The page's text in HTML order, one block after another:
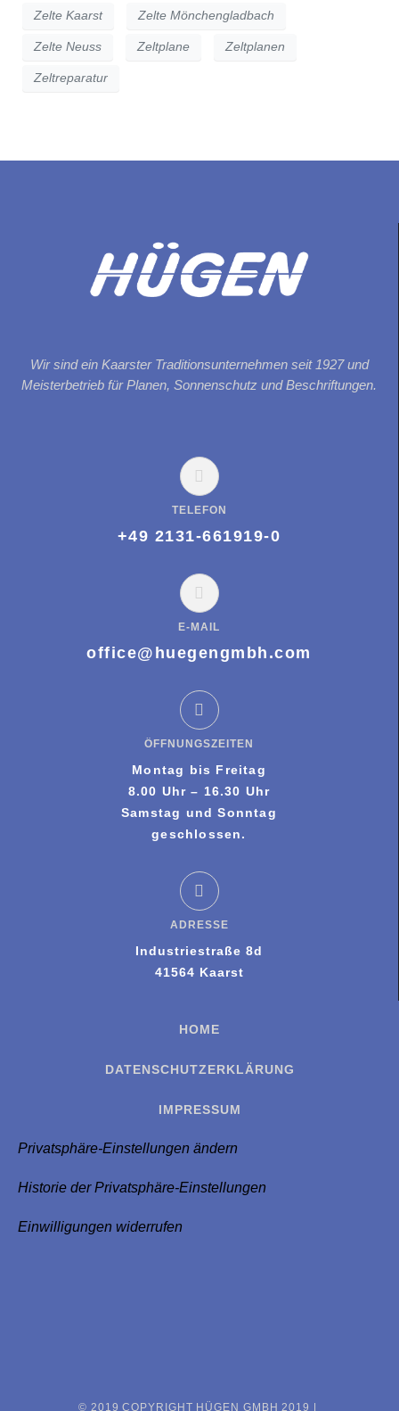
Zelte Kaarst Zelte Mönchengladbach
Zelte Neuss Zeltplane Zeltplanen
Zeltreparatur
Wir sind ein Kaarster Traditionsunternehmen seit 1927 und
Meisterbetrieb für Planen, Sonnenschutz und Beschriftungen.
TELEFON
+49 2131-661919-0
E-MAIL
office@huegengmbh.com
ÖFFNUNGSZEITEN
Montag bis Freitag
8.00 Uhr – 16.30 Uhr
Samstag und Sonntag
geschlossen.
ADRESSE
Industriestraße 8d
41564 Kaarst
HOME
DATENSCHUTZERKLÄRUNG
IMPRESSUM
Privatsphäre-Einstellungen ändern
Historie der Privatsphäre-Einstellungen
Einwilligungen widerrufen
© 2019 COPYRIGHT HÜGEN GMBH 2019 |